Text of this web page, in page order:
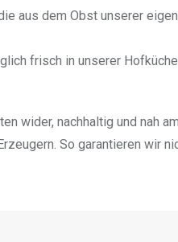
aus dem Obst unserer
frisch in unserer Hofküche
wider, nachhaltig und nah
So garantieren wir